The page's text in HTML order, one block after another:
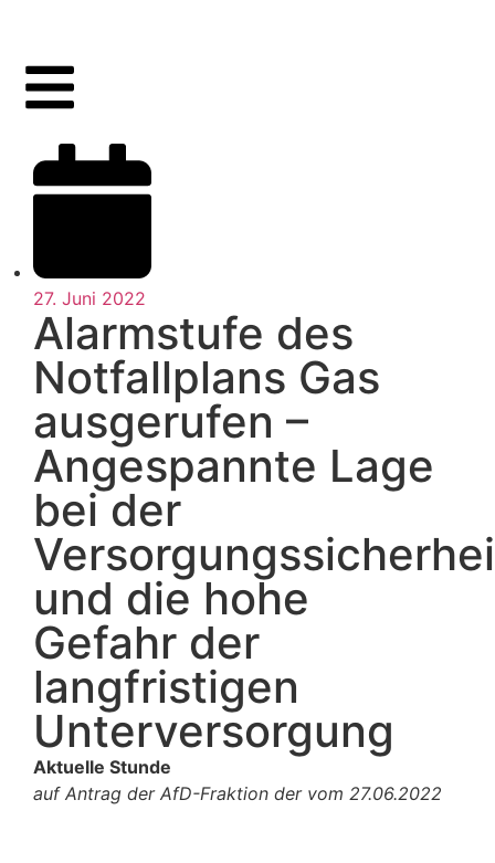
27. Juni 2022
Alarmstufe des
Notfallplans Gas
ausgerufen –
Angespannte Lage
bei der
und die hohe
Gefahr der
langfristigen
Unterversorgung
Aktuelle Stunde
auf Antrag der AfD-Fraktion der vom 27.06.2022